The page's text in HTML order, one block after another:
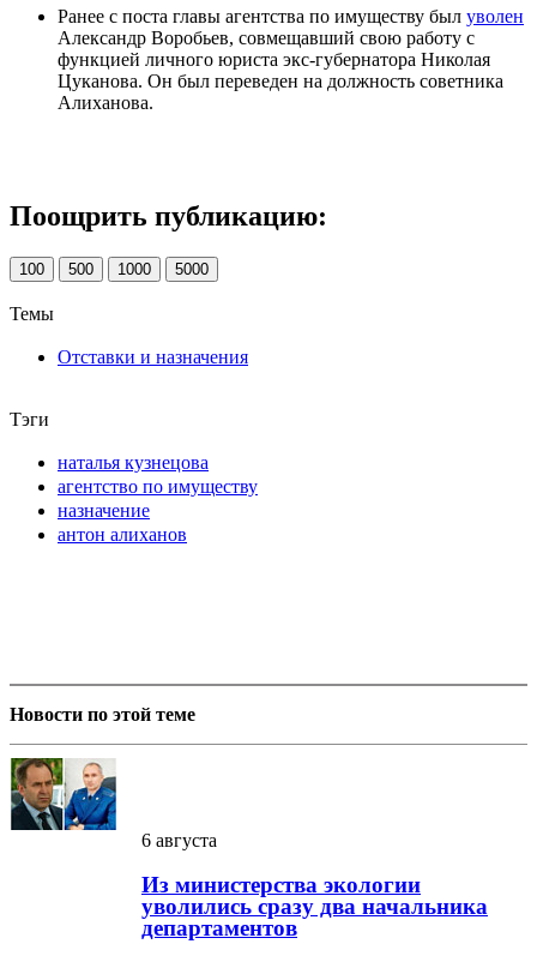
Ранее с поста главы агентства по имуществу был уволен
Александр Воробьев, совмещавший свою работу с
функцией личного юриста экс-губернатора Николая
Цуканова. Он был переведен на должность советника
Алиханова.
Поощрить публикацию:
100 500 1000 5000
Темы
Отставки и назначения
Тэги
наталья кузнецова
агентство по имуществу
назначение
антон алиханов
Новости по этой теме
6 августа
Из министерства экологии
уволились сразу два начальника
департаментов